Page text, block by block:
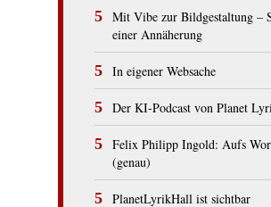
Mit Vibe zur Bildgestaltung –
einer Annäherung
In eigener Websache
Der KI-Podcast von Planet
Felix Philipp Ingold: Aufs
(genau)
PlanetLyrikHall ist sichtbar